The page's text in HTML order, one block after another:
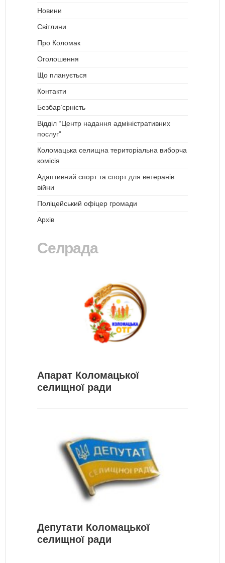
Новини
Світлини
Про Коломак
Оголошення
Що планується
Контакти
Безбар’єрність
Відділ “Центр надання адміністративних
послуг”
Коломацька селищна територіальна виборча
комісія
Адаптивний спорт та спорт для ветеранів
війни
Поліцейський офіцер громади
Архів
Селрада
Апарат Коломацької
селищної ради
Депутати Коломацької
селищної ради